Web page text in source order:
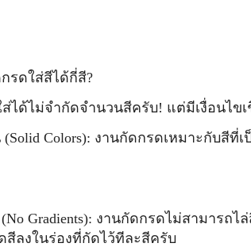
รดใส่สีได้กี่สี?
ได้ไม่จำกัดจำนวนสีครับ! แต่มีเงื่อนไข
Colors): งานกัดกรดเหมาะกับสีที่
Gradients): งานกัดกรดไม่สามารถ
สีลงในร่องที่กัดไว้ทีละสีครับ